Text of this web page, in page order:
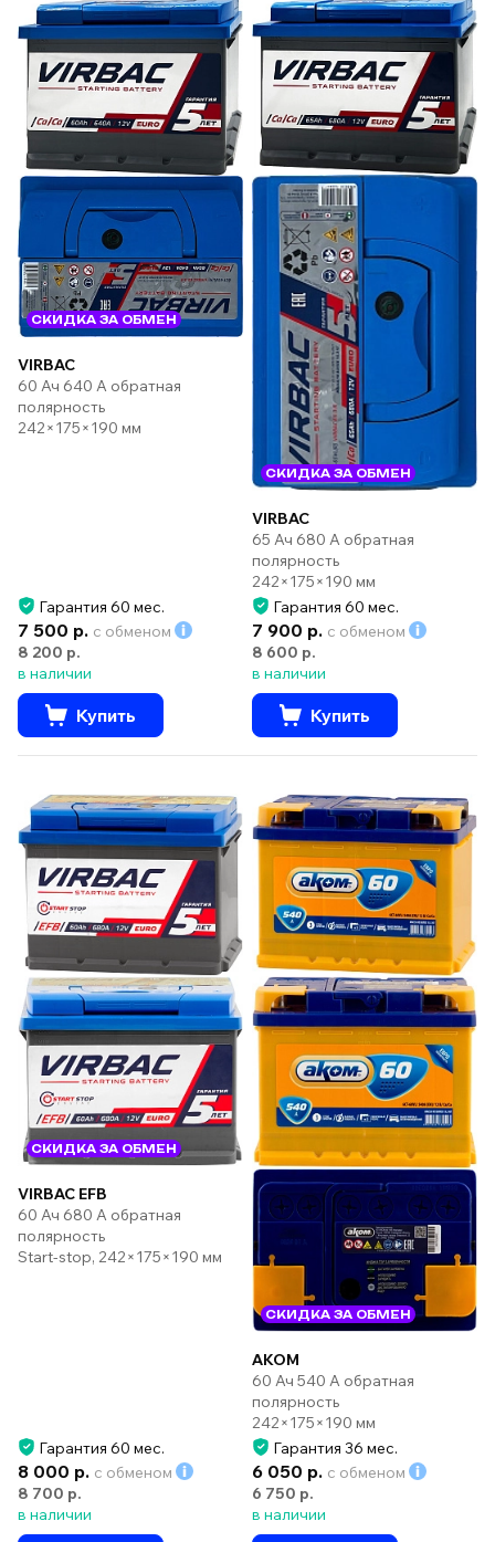
СКИДКА ЗА ОБМЕН
VIRBAC
60 Ач 640 А обратная
полярность
242×175×190 мм
Гарантия 60 мес.
7 500 р. с обменом
8 200 р.
в наличии
Купить
СКИДКА ЗА ОБМЕН
VIRBAC
65 Ач 680 А обратная
полярность
242×175×190 мм
Гарантия 60 мес.
7 900 р. с обменом
8 600 р.
в наличии
Купить
СКИДКА ЗА ОБМЕН
VIRBAC EFB
60 Ач 680 А обратная
полярность
Start-stop, 242×175×190 мм
Гарантия 60 мес.
8 000 р. с обменом
8 700 р.
в наличии
СКИДКА ЗА ОБМЕН
AKOM
60 Ач 540 А обратная
полярность
242×175×190 мм
Гарантия 36 мес.
6 050 р. с обменом
6 750 р.
в наличии